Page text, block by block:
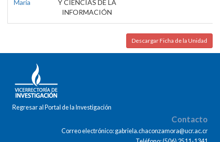
Maria
Y CIENCIAS DE LA
INFORMACIÓN
Descargar Ficha de la Unidad
Regresar al Portal de la Investigación
Contacto
Correo electrónico: gabriela.chaconzamora@ucr.ac.cr